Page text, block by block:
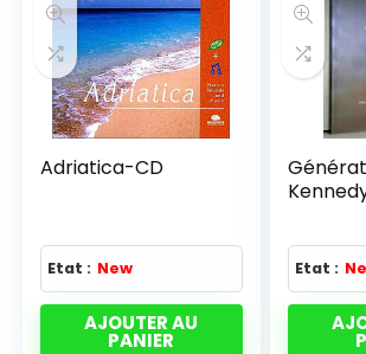
Adriatica-CD
Etat : New
AJOUTER AU
PANIER
Etat :